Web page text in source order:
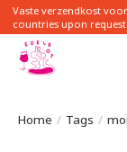
Vaste verzendkost
countries upon request
Home / Tags /